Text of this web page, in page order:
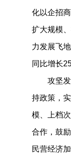
化以企招
扩大规模
力发展飞
同比增长
攻坚发展
持政策，
模、上档
合作，鼓
民营经济